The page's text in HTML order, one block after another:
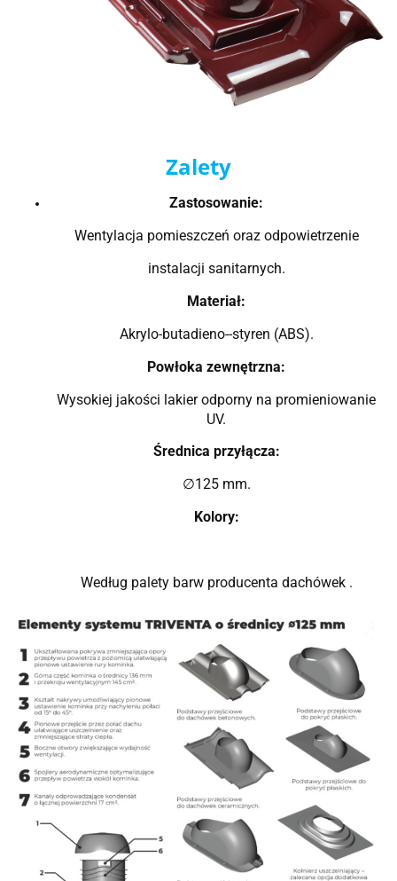
Zalety
Zastosowanie:
Wentylacja pomieszczeń oraz odpowietrzenie
instalacji sanitarnych.
Materiał:
Akrylo-butadieno--styren (ABS).
Powłoka zewnętrzna:
Wysokiej jakości lakier odporny na promieniowanie
UV.
Średnica przyłącza:
∅125 mm.
Kolory:
Według palety barw producenta dachówek .